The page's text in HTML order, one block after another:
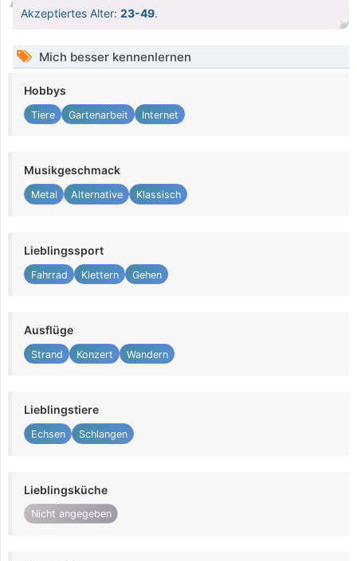
Akzeptiertes Alter: 23-49.
Mich besser kennenlernen
Hobbys
Tiere Gartenarbeit Internet
Musikgeschmack
Metal Alternative Klassisch
Lieblingssport
Fahrrad Klettern Gehen
Ausflüge
Strand Konzert Wandern
Lieblingstiere
Echsen Schlangen
Lieblingsküche
Nicht angegeben